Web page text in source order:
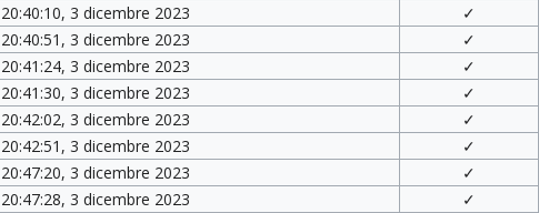
20:40:10, 3 dicembre 2023
✓
20:40:51, 3 dicembre 2023
✓
20:41:24, 3 dicembre 2023
✓
20:41:30, 3 dicembre 2023
✓
20:42:02, 3 dicembre 2023
✓
20:42:51, 3 dicembre 2023
✓
20:47:20, 3 dicembre 2023
✓
20:47:28, 3 dicembre 2023
✓